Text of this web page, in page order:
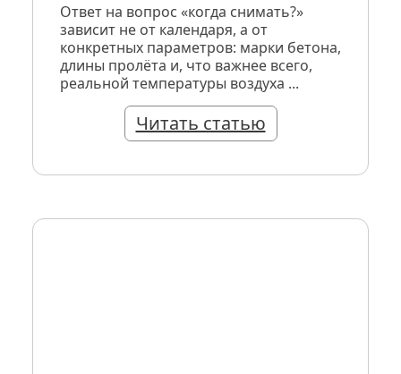
Ответ на вопрос «когда снимать?»
зависит не от календаря, а от
конкретных параметров: марки бетона,
длины пролёта и, что важнее всего,
реальной температуры воздуха ...
Читать статью